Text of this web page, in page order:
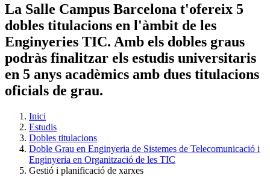
La Salle Campus Barcelona t'ofereix 5
dobles titulacions en l'àmbit de les
Enginyeries TIC. Amb els dobles graus
podràs finalitzar els estudis universitaris
en 5 anys acadèmics amb dues titulacions
oficials de grau.
Inici
Estudis
Dobles titulacions
Doble Grau en Enginyeria de Sistemes de Telecomunicació i
Enginyeria en Organització de les TIC
Gestió i planificació de xarxes